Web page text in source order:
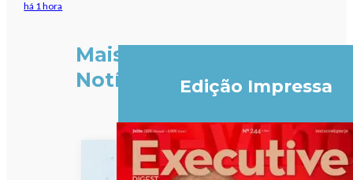
há 1 hora
Mais
Notícias
Edição Impressa